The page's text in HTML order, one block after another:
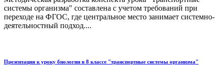
системы организма" составлена с учетом требований при
переходе на ФГОС, где центральное место занимает системно-
деятельностный подход....
Презентация к уроку биологии в 8 классе "транспортные системы организма"